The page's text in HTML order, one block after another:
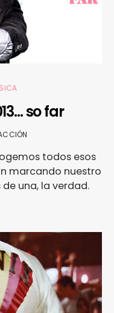
so far
todos esos
marcando nuestro
de una, la verdad.